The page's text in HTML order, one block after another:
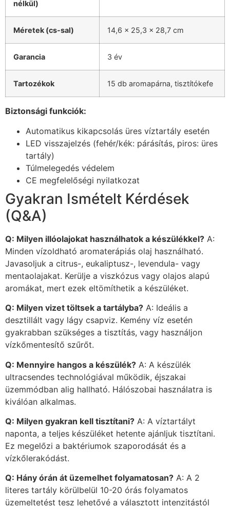
nélkül)
Méretek (cs-sal) 14,6 x 25,3 x 28,7 cm
Garancia 3 év
Tartozékok 15 db aromapárna, tisztítókefe
Biztonsági funkciók:
Automatikus kikapcsolás üres víztartály esetén
LED visszajelzés (fehér/kék: párásítás, piros: üres
tartály)
Túlmelegedés védelem
CE megfelelőségi nyilatkozat
Gyakran Ismételt Kérdések
(Q&A)
Q: Milyen illóolajokat használhatok a készülékkel? A:
Minden vízoldható aromaterápiás olaj használható.
Javasoljuk a citrus-, eukaliptusz-, levendula- vagy
mentaolajakat. Kerülje a viszkózus vagy olajos alapú
aromákat, mert ezek eltömíthetik a készüléket.
Q: Milyen vizet töltsek a tartályba? A: Ideális a
desztillált vagy lágy csapviz. Kemény víz esetén
gyakrabban szükséges a tisztítás, vagy használjon
vízkőmentesítő szűrőt.
Q: Mennyire hangos a készülék? A: A készülék
ultracsendes technológiával működik, éjszakai
üzemmódban alig hallható. Hálószobai használatra is
kiválóan alkalmas.
Q: Milyen gyakran kell tisztítani? A: A víztartályt
naponta, a teljes készüléket hetente ajánljuk tisztítani.
Ez megelőzi a baktériumok szaporodását és a
vízkőlerakódást.
Q: Hány órán át üzemelhet folyamatosan? A: A 2
literes tartály körülbelül 10-20 órás folyamatos
üzemeltetést tesz lehetővé a választott intenzitástól